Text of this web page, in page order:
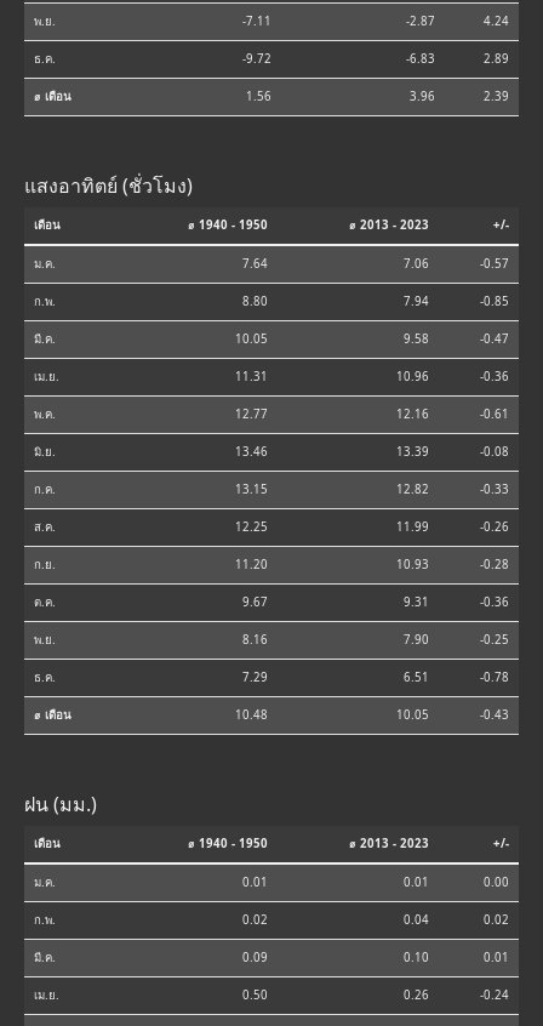
พ.ย. -7.11 -2.87 4.24
ธ.ค. -9.72 -6.83 2.89
⌀ เดือน 1.56 3.96 2.39
แสงอาทิตย์ (ชั่วโมง)
เดือน ⌀ 1940 - 1950 ⌀ 2013 - 2023 +/-
ม.ค. 7.64 7.06 -0.57
ก.พ. 8.80 7.94 -0.85
มี.ค. 10.05 9.58 -0.47
เม.ย. 11.31 10.96 -0.36
พ.ค. 12.77 12.16 -0.61
มิ.ย. 13.46 13.39 -0.08
ก.ค. 13.15 12.82 -0.33
ส.ค. 12.25 11.99 -0.26
ก.ย. 11.20 10.93 -0.28
ต.ค. 9.67 9.31 -0.36
พ.ย. 8.16 7.90 -0.25
ธ.ค. 7.29 6.51 -0.78
⌀ เดือน 10.48 10.05 -0.43
ฝน (มม.)
เดือน ⌀ 1940 - 1950 ⌀ 2013 - 2023 +/-
ม.ค. 0.01 0.01 0.00
ก.พ. 0.02 0.04 0.02
มี.ค. 0.09 0.10 0.01
เม.ย. 0.50 0.26 -0.24